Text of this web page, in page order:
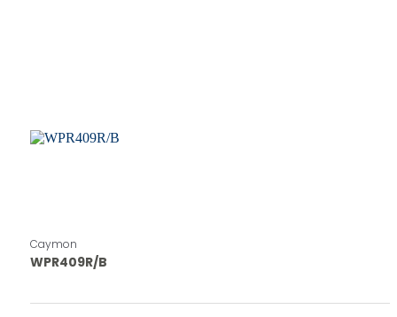
Caymon
WPR409R/B